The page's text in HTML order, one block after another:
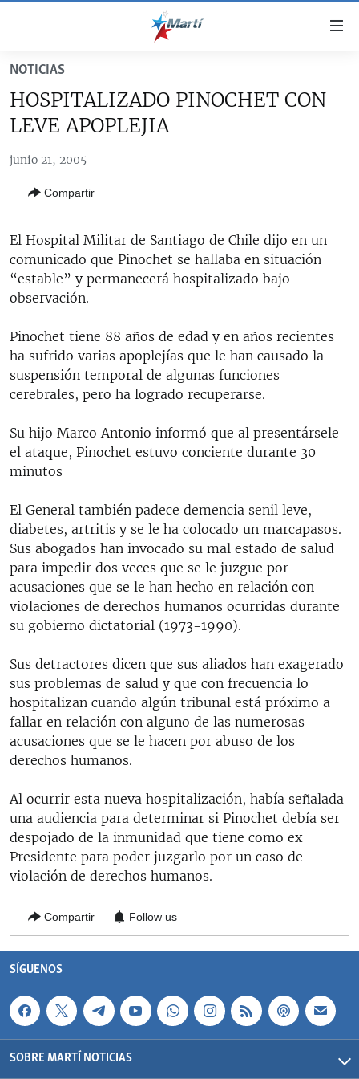
accesibilidad
contenido
principal
la
#11JCUBA, 5 AÑOS DESPUÉS
SOBRE CUBA
AMÉRICA 250
AMÉRICA LATINA
INMIGRACIÓN
DEPORTES
ARTE Y ENTRETENIMIENTO
AUDIOVISUALES MARTÍ
RADIO MARTÍ
ESPECIALES
ESPECIALES
LA REALIDAD DE LA VIVIENDA EN CUBA
KENTU-CUBANO
LOS SANTOS DE HIALEAH
DESINFORMACIÓN RUSA EN AMÉRICA LATINA
LA INVASIÓN DE RUSIA A UCRANIA
MULTIMEDIA
EDITORIALES
SÍGUENOS
NOTICIAS
HOSPITALIZADO PINOCHET CON
LEVE APOPLEJIA
junio 21, 2005
Compartir
El Hospital Militar de Santiago de Chile dijo en un
comunicado que Pinochet se hallaba en situación
“estable” y permanecerá hospitalizado bajo
observación.
Pinochet tiene 88 años de edad y en años recientes
ha sufrido varias apoplejías que le han causado la
suspensión temporal de algunas funciones
cerebrales, pero ha logrado recuperarse.
Su hijo Marco Antonio informó que al presentársele
el ataque, Pinochet estuvo conciente durante 30
minutos
El General también padece demencia senil leve,
diabetes, artritis y se le ha colocado un marcapasos.
Sus abogados han invocado su mal estado de salud
para impedir dos veces que se le juzgue por
acusaciones que se le han hecho en relación con
violaciones de derechos humanos ocurridas durante
su gobierno dictatorial (1973-1990).
Sus detractores dicen que sus aliados han exagerado
sus problemas de salud y que con frecuencia lo
hospitalizan cuando algún tribunal está próximo a
fallar en relación con alguno de las numerosas
acusaciones que se le hacen por abuso de los
derechos humanos.
Al ocurrir esta nueva hospitalización, había señalada
una audiencia para determinar si Pinochet debía ser
despojado de la inmunidad que tiene como ex
Presidente para poder juzgarlo por un caso de
violación de derechos humanos.
Compartir Follow us
SÍGUENOS
SOBRE MARTÍ NOTICIAS